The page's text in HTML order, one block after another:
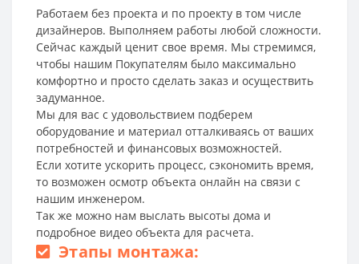
Работаем без проекта и по проекту в том числе
дизайнеров. Выполняем работы любой сложности.
Сейчас каждый ценит свое время. Мы стремимся,
чтобы нашим Покупателям было максимально
комфортно и просто сделать заказ и осуществить
задуманное.
Мы для вас с удовольствием подберем
оборудование и материал отталкиваясь от ваших
потребностей и финансовых возможностей.
Если хотите ускорить процесс, сэкономить время,
то возможен осмотр объекта онлайн на связи с
нашим инженером.
Так же можно нам выслать высоты дома и
подробное видео объекта для расчета.
Этапы монтажа: